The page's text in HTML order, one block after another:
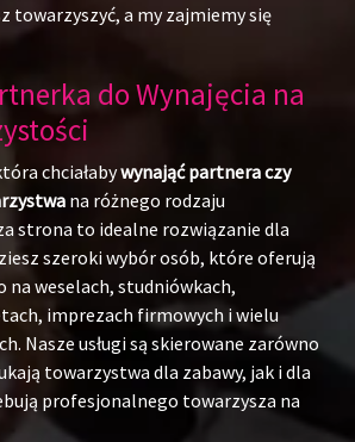
towarzyszyć, a my zajmiemy się
do Wynajęcia na
chciałabywynająć partnera czy
na różnego rodzaju
strona to idealne rozwiązanie dla
szeroki wybór osób, które oferują
weselach, studniówkach,
imprezach firmowych i wielu
Nasze usługi są skierowane zarówno
towarzystwa dla zabawy, jak i dla
profesjonalnego towarzysza na